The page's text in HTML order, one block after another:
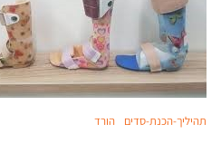
תהיליך-הכנת-סדים הורד